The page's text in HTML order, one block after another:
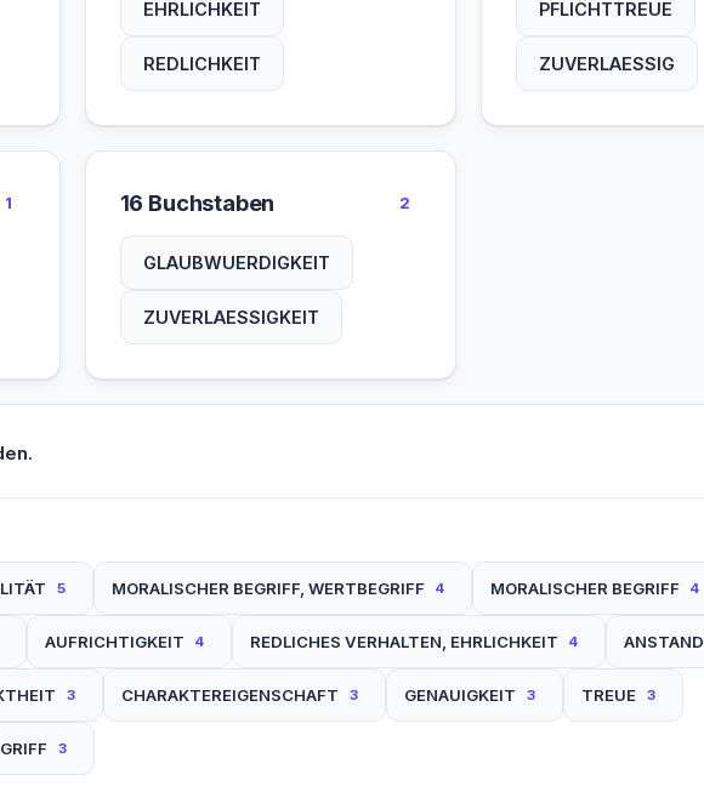
EHRLICHKEIT
REDLICHKEIT
PFLICHTTREUE
ZUVERLAESSIG
1 16 Buchstaben 2
GLAUBWUERDIGKEIT
ZUVERLAESSIGKEIT
5 MORALISCHER BEGRIFF, WERTBEGRIFF 4 MORALISCHER BEGRIFF 4
AUFRICHTIGKEIT 4 REDLICHES VERHALTEN, EHRLICHKEIT 4 ANSTAND
3 CHARAKTEREIGENSCHAFT 3 GENAUIGKEIT 3 TREUE 3
3